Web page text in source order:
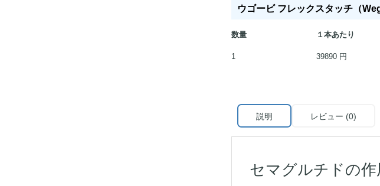
ウゴービ フレックスタッチ（
数量 １本あたり
1
39890 円
説明 レビュー (0)
セマグルチドの